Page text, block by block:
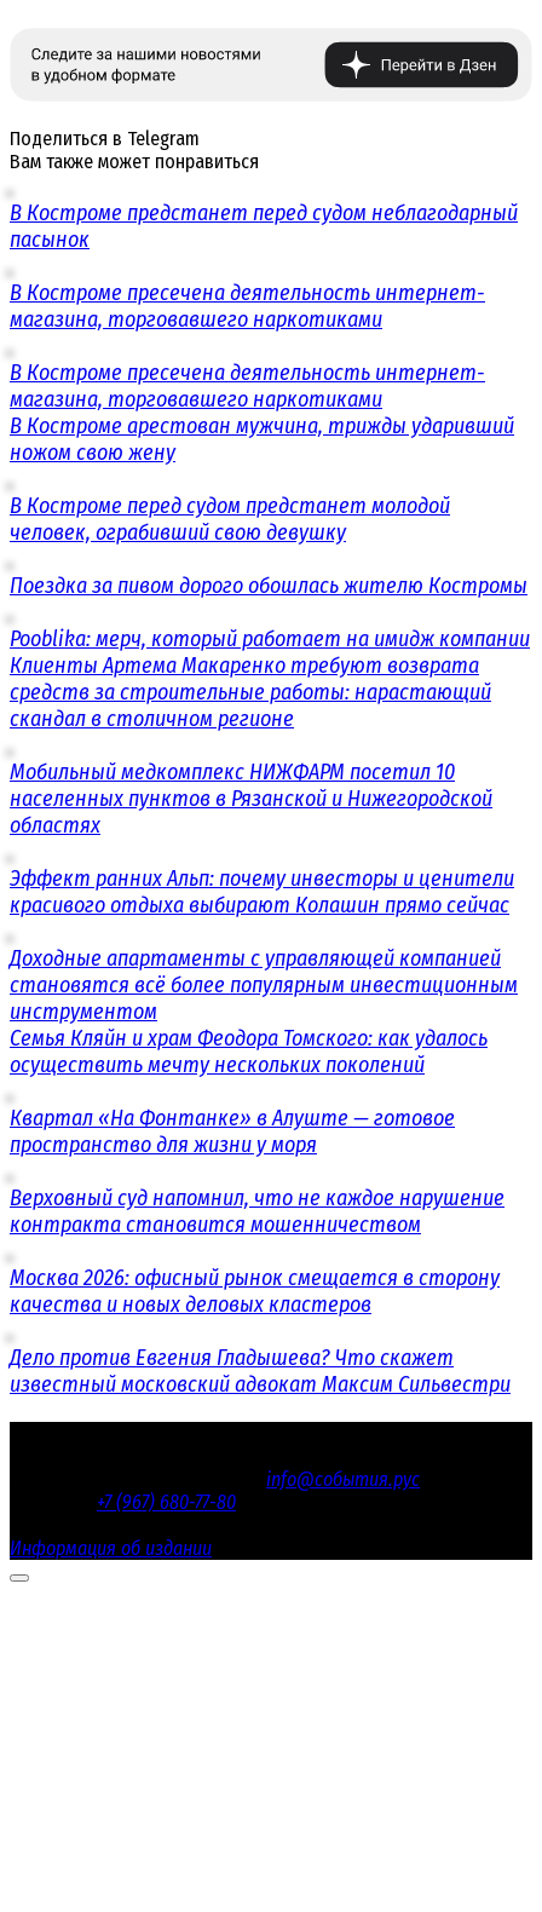
Поделиться в Telegram
Вам также может понравиться
В Костроме предстанет перед судом неблагодарный
пасынок
В Костроме пресечена деятельность интернет-
магазина, торговавшего наркотиками
В Костроме пресечена деятельность интернет-
магазина, торговавшего наркотиками
В Костроме арестован мужчина, трижды ударивший
ножом свою жену
В Костроме перед судом предстанет молодой
человек, ограбивший свою девушку
Поездка за пивом дорого обошлась жителю Костромы
Pooblika: мерч, который работает на имидж компании
Клиенты Артема Макаренко требуют возврата
средств за строительные работы: нарастающий
скандал в столичном регионе
Мобильный медкомплекс НИЖФАРМ посетил 10
населенных пунктов в Рязанской и Нижегородской
областях
Эффект ранних Альп: почему инвесторы и ценители
красивого отдыха выбирают Колашин прямо сейчас
Доходные апартаменты с управляющей компанией
становятся всё более популярным инвестиционным
инструментом
Семья Кляйн и храм Феодора Томского: как удалось
осуществить мечту нескольких поколений
Квартал «На Фонтанке» в Алуште — готовое
пространство для жизни у моря
Верховный суд напомнил, что не каждое нарушение
контракта становится мошенничеством
Москва 2026: офисный рынок смещается в сторону
качества и новых деловых кластеров
Дело против Евгения Гладышева? Что скажет
известный московский адвокат Максим Сильвестри
info@события.рус
+7 (967) 680-77-80
Информация об издании